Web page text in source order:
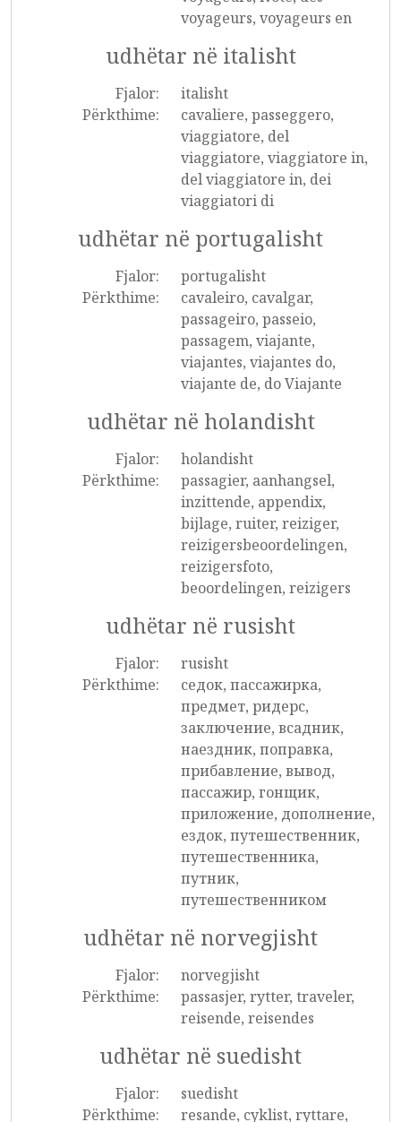
voyageurs, voyageurs en
udhëtar në italisht
Fjalor:
italisht
Përkthime:
cavaliere, passeggero,
viaggiatore, del
viaggiatore, viaggiatore in,
del viaggiatore in, dei
viaggiatori di
udhëtar në portugalisht
Fjalor:
portugalisht
Përkthime:
cavaleiro, cavalgar,
passageiro, passeio,
passagem, viajante,
viajantes, viajantes do,
viajante de, do Viajante
udhëtar në holandisht
Fjalor:
holandisht
Përkthime:
passagier, aanhangsel,
inzittende, appendix,
bijlage, ruiter, reiziger,
reizigersbeoordelingen,
reizigersfoto,
beoordelingen, reizigers
udhëtar në rusisht
Fjalor:
rusisht
Përkthime:
седок, пассажирка,
предмет, ридерс,
заключение, всадник,
наездник, поправка,
прибавление, вывод,
пассажир, гонщик,
приложение, дополнение,
ездок, путешественник,
путешественника,
путник,
путешественником
udhëtar në norvegjisht
Fjalor:
norvegjisht
Përkthime:
passasjer, rytter, traveler,
reisende, reisendes
udhëtar në suedisht
Fjalor:
suedisht
Përkthime:
resande, cyklist, ryttare,